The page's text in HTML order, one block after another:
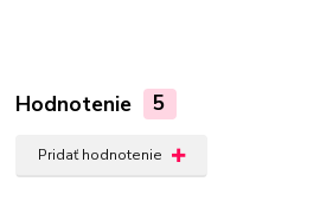
Hodnotenie 5
Pridať hodnotenie